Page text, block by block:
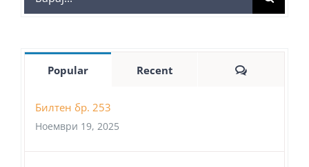
for:
Popular Recent Comments
Билтен бр. 253
Ноември 19, 2025